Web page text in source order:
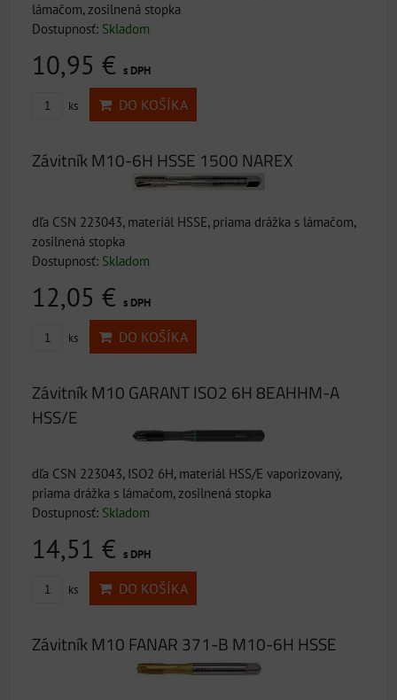
lámačom, zosilnená stopka
Dostupnosť: Skladom
10,95 € s DPH
ks DO KOŠÍKA
Závitník M10-6H HSSE 1500 NAREX
dľa CSN 223043, materiál HSSE, priama drážka s lámačom,
zosilnená stopka
Dostupnosť: Skladom
12,05 € s DPH
ks DO KOŠÍKA
Závitník M10 GARANT ISO2 6H 8EAHHM-A
HSS/E
dľa CSN 223043, ISO2 6H, materiál HSS/E vaporizovaný,
priama drážka s lámačom, zosilnená stopka
Dostupnosť: Skladom
14,51 € s DPH
ks DO KOŠÍKA
Závitník M10 FANAR 371-B M10-6H HSSE